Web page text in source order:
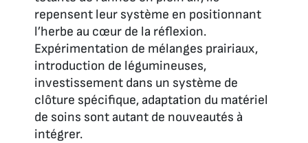
repensent leur système en positionnant
l’herbe au cœur de la réflexion.
Expérimentation de mélanges prairiaux,
introduction de légumineuses,
investissement dans un système de
clôture spécifique, adaptation du matériel
de soins sont autant de nouveautés à
intégrer.